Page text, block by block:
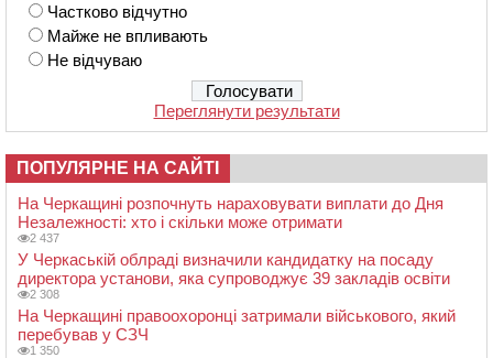
Частково відчутно
Майже не впливають
Не відчуваю
Переглянути результати
ПОПУЛЯРНЕ НА САЙТІ
На Черкащині розпочнуть нараховувати виплати до Дня
Незалежності: хто і скільки може отримати
2 437
У Черкаській облраді визначили кандидатку на посаду
директора установи, яка супроводжує 39 закладів освіти
2 308
На Черкащині правоохоронці затримали військового, який
перебував у СЗЧ
1 350